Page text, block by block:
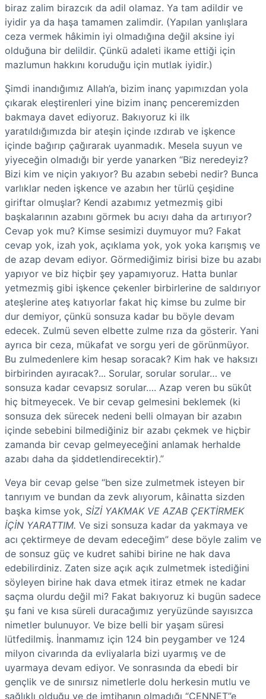
biraz zalim birazcık da adil olamaz. Ya tam adildir ve
iyidir ya da haşa tamamen zalimdir. (Yapılan yanlışlara
ceza vermek hâkimin iyi olmadığına değil aksine iyi
olduğuna bir delildir. Çünkü adaleti ikame ettiği için
mazlumun hakkını koruduğu için mutlak iyidir.)
Şimdi inandığımız Allah’a, bizim inanç yapımızdan yola
çıkarak eleştirenleri yine bizim inanç penceremizden
bakmaya davet ediyoruz. Bakıyoruz ki ilk
yaratıldığımızda bir ateşin içinde ızdırab ve işkence
içinde bağırıp çağırarak uyanmadık. Mesela suyun ve
yiyeceğin olmadığı bir yerde yanarken “Biz neredeyiz?
Bizi kim ve niçin yakıyor? Bu azabın sebebi nedir? Bunca
varlıklar neden işkence ve azabın her türlü çeşidine
giriftar olmuşlar? Kendi azabımız yetmezmiş gibi
başkalarının azabını görmek bu acıyı daha da artırıyor?
Cevap yok mu? Kimse sesimizi duymuyor mu? Fakat
cevap yok, izah yok, açıklama yok, yok yoka karışmış ve
de azap devam ediyor. Görmediğimiz birisi bize bu azabı
yapıyor ve biz hiçbir şey yapamıyoruz. Hatta bunlar
yetmezmiş gibi işkence çekenler birbirlerine de saldırıyor
ateşlerine ateş katıyorlar fakat hiç kimse bu zulme bir
dur demiyor, çünkü sonsuza kadar bu böyle devam
edecek. Zulmü seven elbette zulme rıza da gösterir. Yani
ayrıca bir ceza, mükafat ve sorgu yeri de görünmüyor.
Bu zulmedenlere kim hesap soracak? Kim hak ve haksızı
birbirinden ayıracak?... Sorular, sorular sorular… ve
sonsuza kadar cevapsız sorular…. Azap veren bu sükût
hiç bitmeyecek. Ve bir cevap gelmesini beklemek (ki
sonsuza dek sürecek nedeni belli olmayan bir azabın
içinde sebebini bilmediğiniz bir azabı çekmek ve hiçbir
zamanda bir cevap gelmeyeceğini anlamak herhalde
azabı daha da şiddetlendirecektir).”
Veya bir cevap gelse “ben size zulmetmek isteyen bir
tanrıyım ve bundan da zevk alıyorum, kâinatta sizden
başka kimse yok, SİZİ YAKMAK VE AZAB ÇEKTİRMEK
İÇİN YARATTIM. Ve sizi sonsuza kadar da yakmaya ve
acı çektirmeye de devam edeceğim” dese böyle zalim ve
de sonsuz güç ve kudret sahibi birine ne hak dava
edebilirdiniz. Zaten size açık açık zulmetmek istediğini
söyleyen birine hak dava etmek itiraz etmek ne kadar
saçma olurdu değil mi? Fakat bakıyoruz ki bugün sadece
şu fani ve kısa süreli duracağımız yeryüzünde sayısızca
nimetler bulunuyor. Ve bize belli bir yaşam süresi
lütfedilmiş. İnanmamız için 124 bin peygamber ve 124
milyon civarında da evliyalarla bizi uyarmış ve de
uyarmaya devam ediyor. Ve sonrasında da ebedi bir
gençlik ve de sınırsız nimetlerle dolu herkesin mutlu ve
sağlıklı olduğu ve de imtihanın olmadığı “CENNET”e